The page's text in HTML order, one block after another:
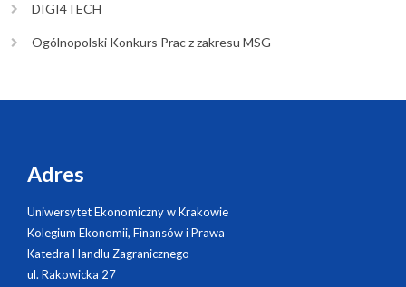
DIGI4TECH
Ogólnopolski Konkurs Prac z zakresu MSG
Adres
Uniwersytet Ekonomiczny w Krakowie
Kolegium Ekonomii, Finansów i Prawa
Katedra Handlu Zagranicznego
ul. Rakowicka 27